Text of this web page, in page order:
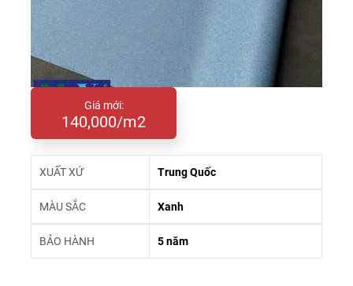
Giá mới:
140,000/m2
XUẤT XỨ Trung Quốc
MÀU SẮC Xanh
BẢO HÀNH 5 năm